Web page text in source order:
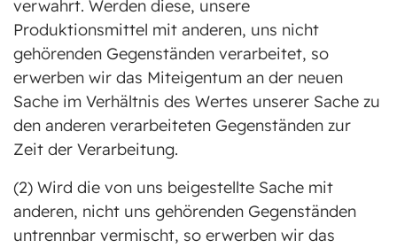
verwahrt. Werden diese, unsere
Produktionsmittel mit anderen, uns nicht
gehörenden Gegenständen verarbeitet, so
erwerben wir das Miteigentum an der neuen
Sache im Verhältnis des Wertes unserer Sache zu
den anderen verarbeiteten Gegenständen zur
Zeit der Verarbeitung.
(2) Wird die von uns beigestellte Sache mit
anderen, nicht uns gehörenden Gegenständen
untrennbar vermischt, so erwerben wir das